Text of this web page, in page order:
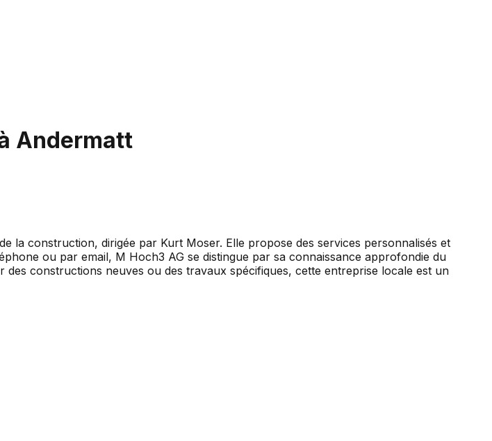
Andermatt
la construction, dirigée par Kurt Moser. Elle propose des services personnalisés et
ou par email, M Hoch3 AG se distingue par sa connaissance approfondie du
constructions neuves ou des travaux spécifiques, cette entreprise locale est un